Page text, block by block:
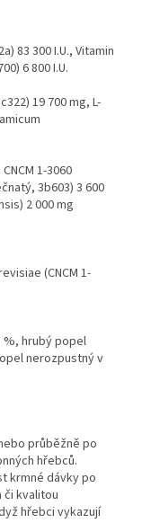
83 300 I.U., Vitamin
6 800 I.U.
19 700 mg, L-
1-3060
3b603) 3 600
2 000 mg
(CNCM 1-
%, hrubý popel
nerozpustný v
průběžně po
hřebců.
krmné dávky po
kvalitou
hřebci vykazují